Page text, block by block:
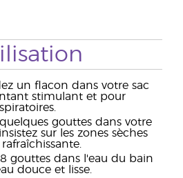
un flacon dans votre sac
stimulant et pour
gouttes dans votre
sur les zones sèches
8 gouttes dans l'eau du bain
douce et lisse.